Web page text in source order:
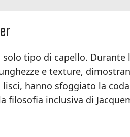
tipo di capello. Durante
e texture,
hanno sfoggiato la
filosofia inclusiva di